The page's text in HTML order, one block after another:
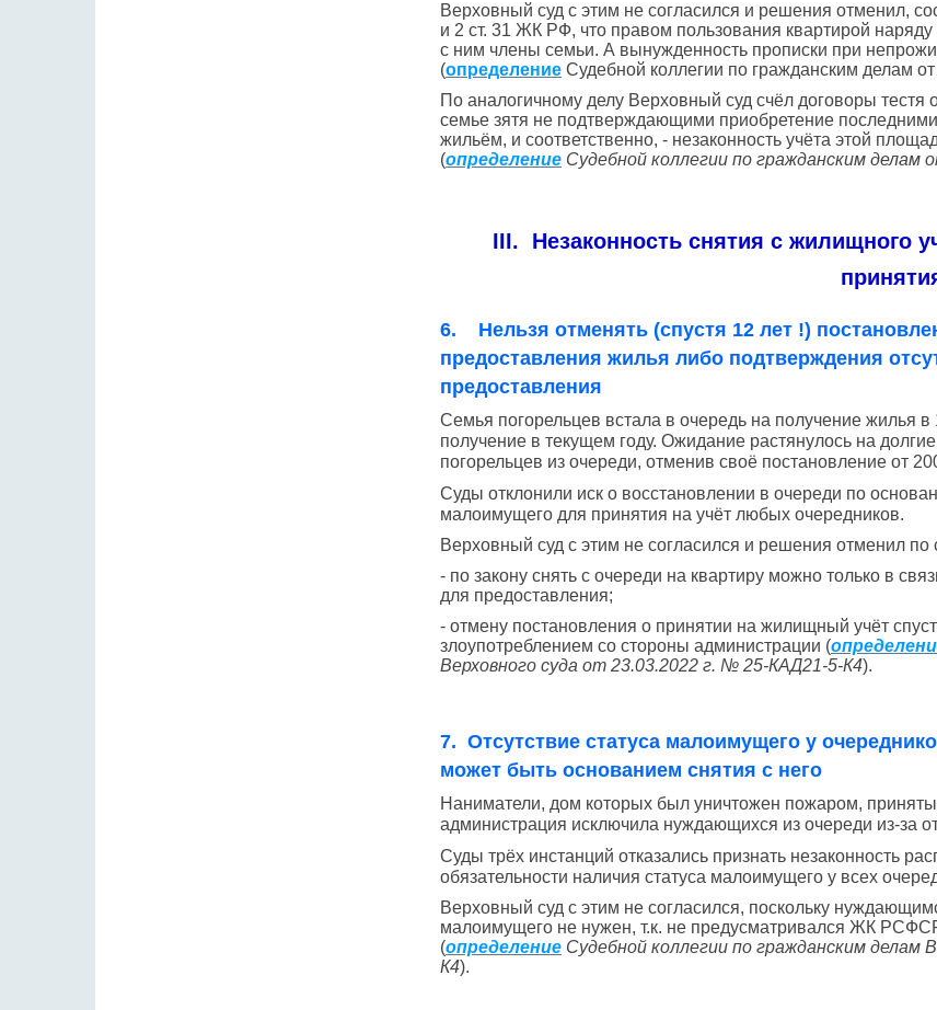
Верховный суд с этим не согласился и решения отменил,
и 2 ст. 31 ЖК РФ, что правом пользования квартирой
с ним члены семьи. А вынужденность прописки при
(определение Судебной коллегии по гражданским делам
По аналогичному делу Верховный суд счёл договоры
семье зятя не подтверждающими приобретение
жильём, и соответственно, - незаконность учёта этой
(определение Судебной коллегии по гражданским делам
III. Незаконность снятия с жилищного
6. Нельзя отменять (спустя 12 лет !)
предоставления жилья либо подтверждения
предоставления
Семья погорельцев встала в очередь на получение жилья в
получение в текущем году. Ожидание растянулось на
погорельцев из очереди, отменив своё постановление от
Суды отклонили иск о восстановлении в очереди по
малоимущего для принятия на учёт любых очередников.
Верховный суд с этим не согласился и решения отменил
- по закону снять с очереди на квартиру можно только в
для предоставления;
- отмену постановления о принятии на жилищный учёт
злоупотреблением со стороны администрации (
Верховного суда от 23.03.2022 г. № 25-КАД21-5-К4).
7. Отсутствие статуса малоимущего у
может быть основанием снятия с него
Наниматели, дом которых был уничтожен пожаром,
администрация исключила нуждающихся из очереди из-за
Суды трёх инстанций отказались признать незаконность
обязательности наличия статуса малоимущего у всех
Верховный суд с этим не согласился, поскольку
малоимущего не нужен, т.к. не предусматривался ЖК
(определение Судебной коллегии по гражданским делам
К4).